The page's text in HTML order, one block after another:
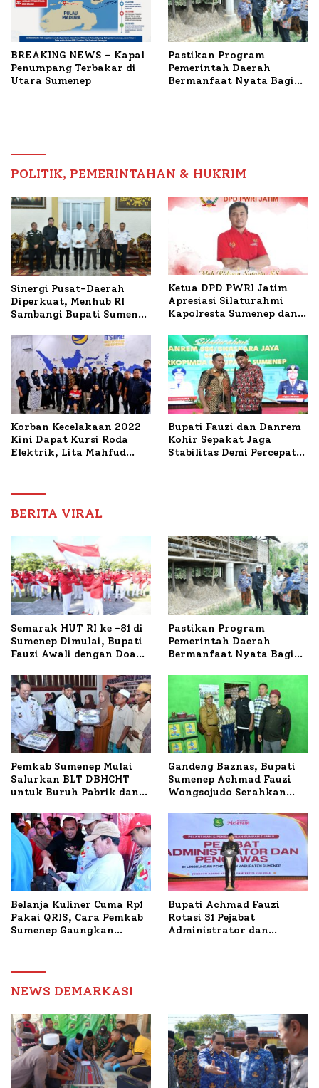
BREAKING NEWS – Kapal
Penumpang Terbakar di
Utara Sumenep
Pastikan Program
Pemerintah Daerah
Bermanfaat Nyata Bagi
POLITIK, PEMERINTAHAN & HUKRIM
Sinergi Pusat-Daerah
Diperkuat, Menhub RI
Sambangi Bupati Sumenep
Mutiara Sentosa II
Ketua DPD PWRI Jatim
Apresiasi Silaturahmi
Kapolresta Sumenep dan
Ideal Polri-Pers
Korban Kecelakaan 2022
Kini Dapat Kursi Roda
Elektrik, Lita Mahfud
Nabil
Bupati Fauzi dan Danrem
Kohir Sepakat Jaga
Stabilitas Demi Percepat
BERITA VIRAL
Semarak HUT RI ke -81 di
Sumenep Dimulai, Bupati
Fauzi Awali dengan Doa
Terbakar
Pastikan Program
Pemerintah Daerah
Bermanfaat Nyata Bagi
Sumenep Tinjau Langsung
Budidaya Lele dan Ayam
Petelur di Desa Bataal
Timur
Pemkab Sumenep Mulai
Salurkan BLT DBHCHT
untuk Buruh Pabrik dan
Gandeng Baznas, Bupati
Sumenep Achmad Fauzi
Wongsojudo Serahkan
Dua Kecamatan
Belanja Kuliner Cuma Rp1
Pakai QRIS, Cara Pemkab
Sumenep Gaungkan
Bupati Achmad Fauzi
Rotasi 31 Pejabat
Administrator dan
NEWS DEMARKASI